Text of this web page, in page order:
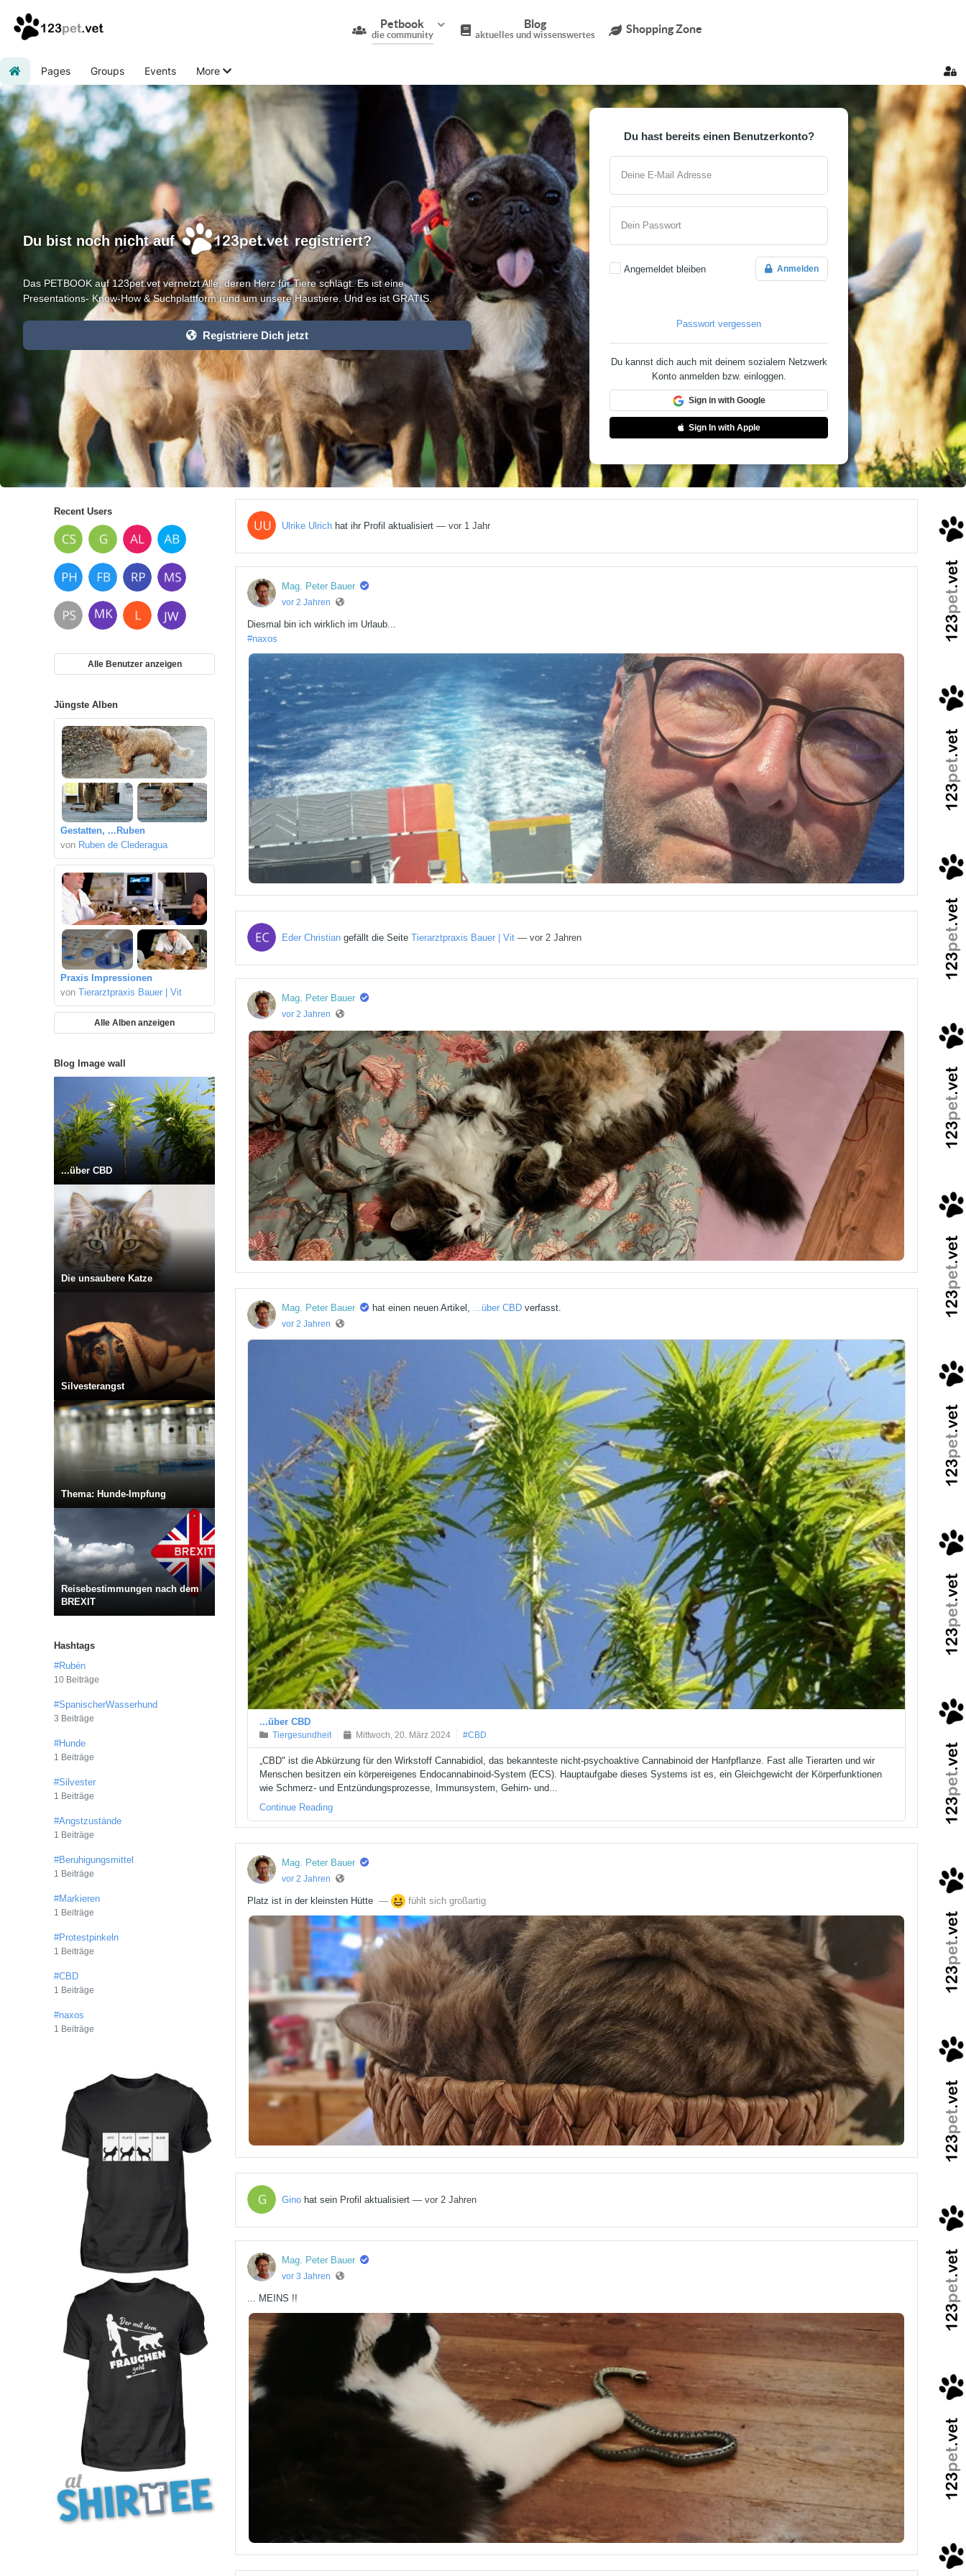
Petbook
die community
Blog
aktuelles und wissenswertes Shopping Zone
Home Pages Groups Events More
Du bist noch nicht auf registriert?
Das PETBOOK auf 123pet.vet vernetzt Alle, deren Herz für Tiere schlägt. Es ist eine
Presentations- Know-How & Suchplattform rund um unsere Haustiere. Und es ist GRATIS.
Registriere Dich jetzt
Du hast bereits einen Benutzerkonto?
Deine E-Mail Adresse
Dein Passwort
Angemeldet bleiben Anmelden
Passwort vergessen
Du kannst dich auch mit deinem sozialem Netzwerk
Konto anmelden bzw. einloggen.
Sign in with Google
Sign In with Apple
Recent Users
Alle Benutzer anzeigen
Jüngste Alben
Gestatten, ...Ruben
von Ruben de Clederagua
Praxis Impressionen
vonTierarztpraxis Bauer | Vit
Alle Alben anzeigen
Blog Image wall
...über CBD
Die unsaubere Katze
Silvesterangst
Thema: Hunde-Impfung
Reisebestimmungen nach dem
BREXIT
Hashtags
#Rubén
10 Beiträge
#SpanischerWasserhund
3 Beiträge
#Hunde
1 Beiträge
#Silvester
1 Beiträge
#Angstzustände
1 Beiträge
#Beruhigungsmittel
1 Beiträge
#Markieren
1 Beiträge
#Protestpinkeln
1 Beiträge
#CBD
1 Beiträge
#naxos
1 Beiträge
Ulrike Ulrich hat ihr Profil aktualisiert— vor 1 Jahr
Mag. Peter Bauer
vor 2 Jahren
Diesmal bin ich wirklich im Urlaub...
#naxos
Eder Christian gefällt die SeiteTierarztpraxis Bauer | Vit — vor 2 Jahren
Mag. Peter Bauer
vor 2 Jahren
Mag. Peter Bauer hat einen neuen Artikel, ...über CBDverfasst.
vor 2 Jahren
...über CBD
Tiergesundheit Mittwoch, 20. März 2024 #CBD
„CBD" ist die Abkürzung für den Wirkstoff Cannabidiol, das bekannteste nicht-psychoaktive Cannabinoid der Hanfpflanze. Fast alle Tierarten und wir
Menschen besitzen ein körpereigenes Endocannabinoid-System (ECS). Hauptaufgabe dieses Systems ist es, ein Gleichgewicht der Körperfunktionen
wie Schmerz- und Entzündungsprozesse, Immunsystem, Gehirn- und...
Continue Reading
Mag. Peter Bauer
vor 2 Jahren
Platz ist in der kleinsten Hütte ‏ — fühlt sich großartig
Gino hat sein Profil aktualisiert— vor 2 Jahren
Mag. Peter Bauer
vor 3 Jahren
... MEINS !!